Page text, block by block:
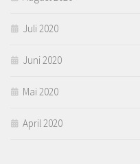
Juli 2020
Juni 2020
Mai 2020
April 2020